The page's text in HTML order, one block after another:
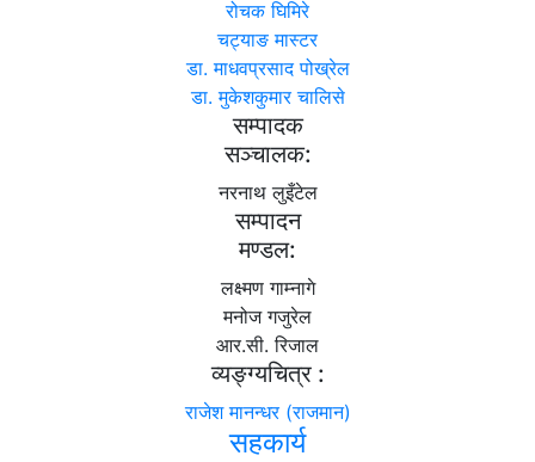
रोचक घिमिरे
चट्याङ मास्टर
डा. माधवप्रसाद पोख्रेल
डा. मुकेशकुमार चालिसे
सम्पादक
सञ्चालक:
नरनाथ लुइँटेल
सम्पादन
मण्डल:
लक्ष्मण गाम्नागे
मनोज गजुरेल
आर.सी. रिजाल
व्यङ्ग्यचित्र :
राजेश मानन्धर (राजमान)
सहकार्य